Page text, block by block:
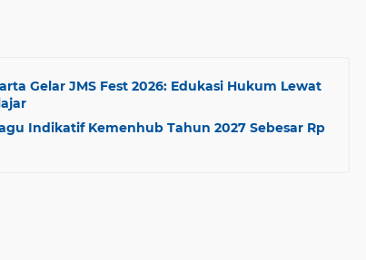
Gelar JMS Fest 2026: Edukasi Hukum Lewat
Indikatif Kemenhub Tahun 2027 Sebesar Rp